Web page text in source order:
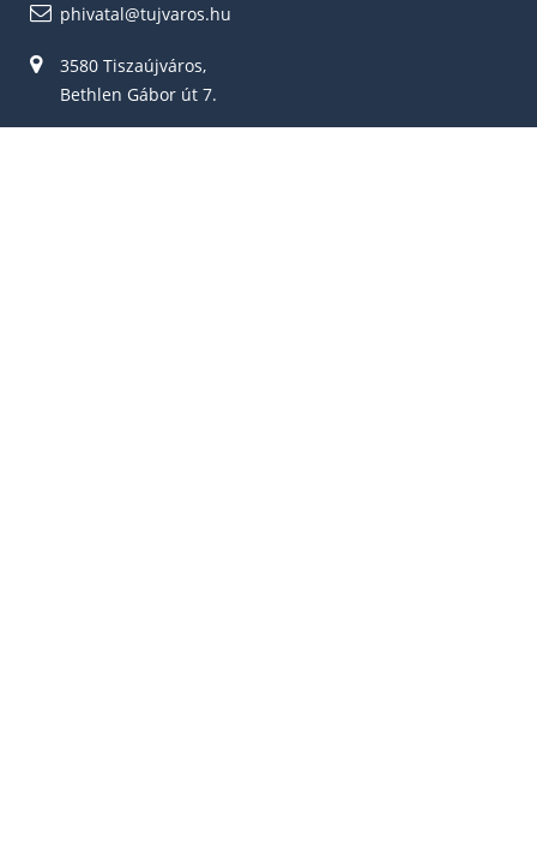
phivatal@tujvaros.hu
3580 Tiszaújváros,
Bethlen Gábor út 7.